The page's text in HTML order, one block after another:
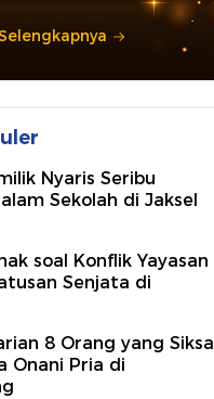
Nyaris Seribu
Sekolah di Jaksel
soal Konflik Yayasan
Senjata di
8 Orang yang Siksa
Onani Pria di